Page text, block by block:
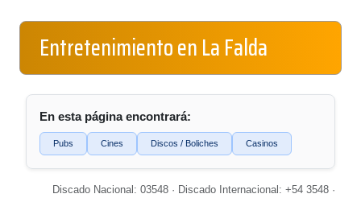
Entretenimiento en La Falda
En esta página encontrará:
Pubs Cines Discos / Boliches Casinos
Discado Nacional: 03548 · Discado Internacional: +54 3548 ·